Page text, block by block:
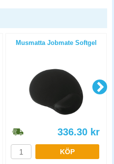
Musmatta Jobmate Softgel
336.30 kr
KÖP